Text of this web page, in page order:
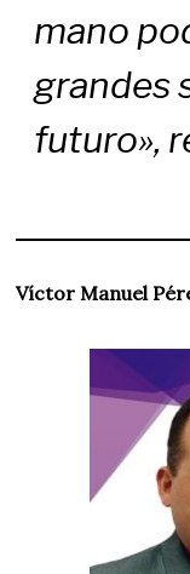
mano
grandes
futuro»,
Víctor Manuel